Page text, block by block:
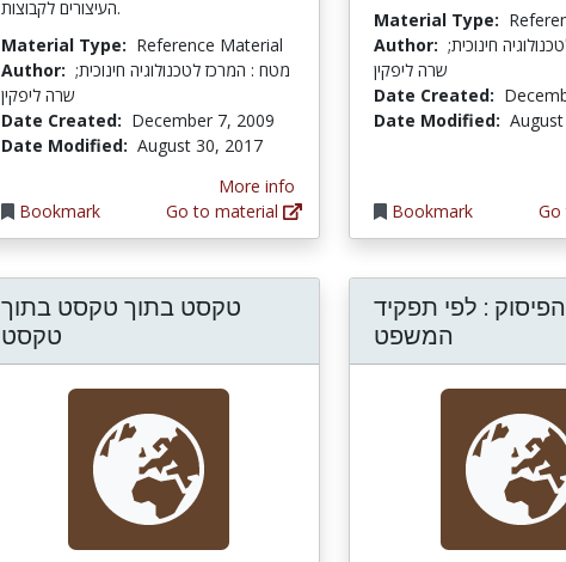
העיצורים לקבוצות.
Material Type: Reference Material
Author: מטח : המרכז לטכנולוגיה חינוכית;
שרה ליפקין
Date Created: December 7, 2009
Date Modified: August 30, 2017
Bookmark
More info
Go to material
Material Type:
Author: חינוכית;
שרה ליפקין
Date Created:
Date Modified:
Bookmark
טקסט בתוך טקסט בתוך
טקסט
: לפי תפקיד
המשפט